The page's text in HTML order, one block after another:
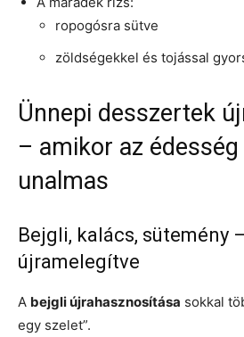
ropogósra sütve
zöldségekkel és tojással
Ünnepi desszertek
– amikor az édesség
unalmas
Bejgli, kalács, sütemény
újramelegítve
A bejgli újrahasznosítása sokkal
egy szelet”.